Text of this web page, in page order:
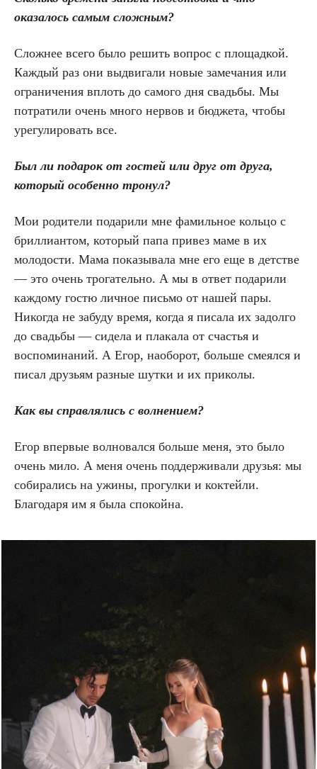
оказалось самым сложным?
Сложнее всего было решить вопрос с площадкой.
Каждый раз они выдвигали новые замечания или
ограничения вплоть до самого дня свадьбы. Мы
потратили очень много нервов и бюджета, чтобы
урегулировать все.
Был ли подарок от гостей или друг от друга,
который особенно тронул?
Мои родители подарили мне фамильное кольцо с
бриллиантом, который папа привез маме в их
молодости. Мама показывала мне его еще в детстве
— это очень трогательно. А мы в ответ подарили
каждому гостю личное письмо от нашей пары.
Никогда не забуду время, когда я писала их задолго
до свадьбы — сидела и плакала от счастья и
воспоминаний. А Егор, наоборот, больше смеялся и
писал друзьям разные шутки и их приколы.
Как вы справлялись с волнением?
Егор впервые волновался больше меня, это было
очень мило. А меня очень поддерживали друзья: мы
собирались на ужины, прогулки и коктейли.
Благодаря им я была спокойна.